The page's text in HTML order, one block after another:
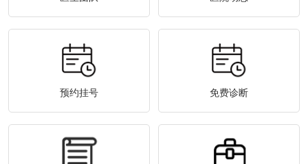
预约挂号 免费诊断